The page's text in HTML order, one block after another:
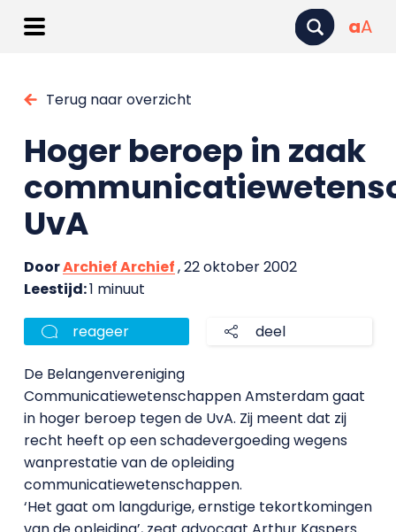
aA
Terug naar overzicht
Hoger beroep in zaak
UvA
DoorArchief Archief, 22 oktober 2002
Leestijd:1 minuut
reageer deel
De Belangenvereniging
Communicatiewetenschappen Amsterdam gaat
in hoger beroep tegen de UvA. Zij meent dat zij
recht heeft op een schadevergoeding wegens
wanprestatie van de opleiding
communicatiewetenschappen.
‘Het gaat om langdurige, ernstige tekortkomingen